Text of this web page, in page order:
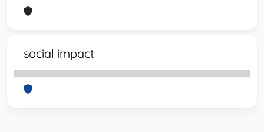
social impact